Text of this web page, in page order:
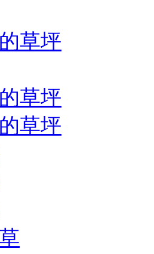
草坪
草坪
草坪